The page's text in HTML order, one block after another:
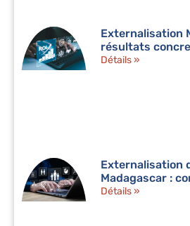
Externalisation
résultats
Détails »
Externalisation
Madagascar :
Détails »